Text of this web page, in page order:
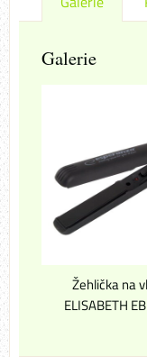
Galerie
Žehlička na
ELISABETH